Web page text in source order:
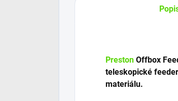
Preston Offbox
teleskopické
materiálu.